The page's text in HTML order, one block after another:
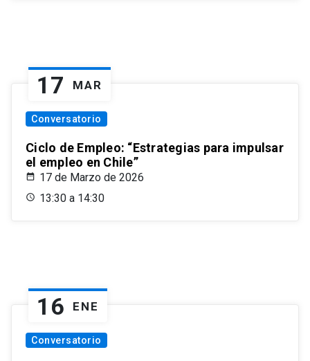
17 MAR
Conversatorio
Ciclo de Empleo: “Estrategias para impulsar
el empleo en Chile”
17 de Marzo de 2026
13:30 a 14:30
16 ENE
Conversatorio